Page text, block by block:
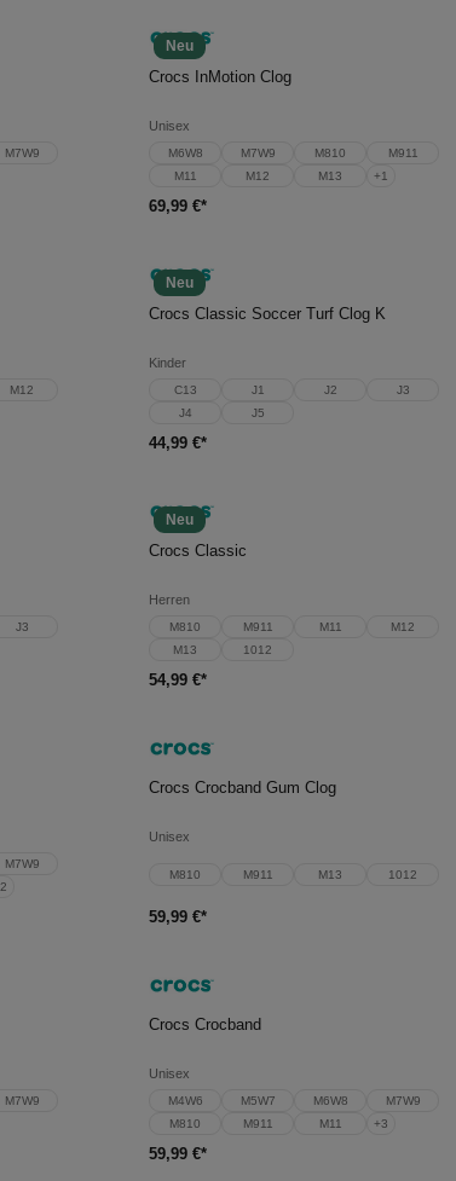
M7W9
Neu
In den Warenkorb
Crocs InMotion Clog
Unisex
M6W8 M7W9 M810
M911
M11
M12 M13 +1
69,99 €*
M12
Neu
In den Warenkorb
Crocs Classic Soccer Turf Clog K
Kinder
C13 J1 J2
J3
J4
J5
44,99 €*
J3
Neu
In den Warenkorb
Crocs Classic
Herren
M810 M911 M11
M12
M13
1012
54,99 €*
M7W9
2
Crocs Crocband Gum Clog
Unisex
M810 M911 M13 1012
59,99 €*
M7W9
Crocs Crocband
Unisex
M4W6 M5W7 M6W8
M7W9
M810
M911 M11 +3
59,99 €*